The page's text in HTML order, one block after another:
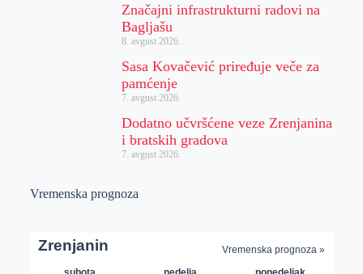
Značajni infrastrukturni radovi na
Bagljašu
8. avgust 2026.
Sasa Kovačević priređuje veče za
pamćenje
7. avgust 2026.
Dodatno učvršćene veze Zrenjanina
i bratskih gradova
7. avgust 2026.
Vremenska prognoza